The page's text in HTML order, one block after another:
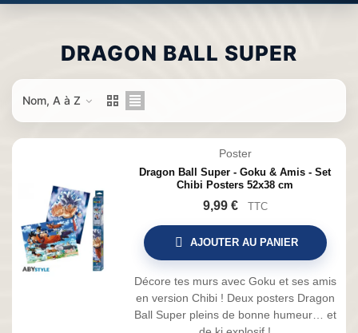
DRAGON BALL SUPER
Nom, A à Z
Poster
Dragon Ball Super - Goku & Amis - Set
Chibi Posters 52x38 cm
9,99 € TTC
AJOUTER AU PANIER
Décore tes murs avec Goku et ses amis
en version Chibi ! Deux posters Dragon
Ball Super pleins de bonne humeur… et